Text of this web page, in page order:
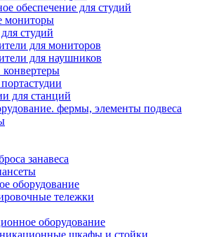
обеспечение для студий
мониторы
студий
для мониторов
для наушников
для станций
фермы, элементы подвеса
занавеса
оборудование
тележки
оборудование
шкафы и стойки